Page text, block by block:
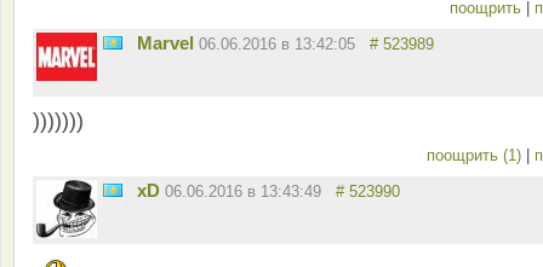
поощрить
Marvel 06.06.2016 в 13:42:05 # 523989
)))))))
поощрить (1)
xD 06.06.2016 в 13:43:49 # 523990